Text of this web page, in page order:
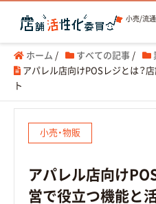
小売/流
ホーム / すべての記事 /
アパレル店向けPOSレジとは？
ト
小売・物販
アパレル店向け
営で役立つ機能と